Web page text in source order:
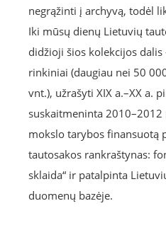
negrąžinti į archyvą, todėl
Iki mūsų dienų Lietuvių
didžioji šios kolekcijos
rinkiniai (daugiau nei 50
vnt.), užrašyti XIX a.–XX a.
suskaitmeninta
mokslo tarybos finansuotą
tautosakos rankraštynas:
sklaida“ ir patalpinta
duomenų bazėje.